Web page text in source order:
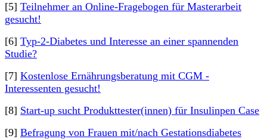
[5] Teilnehmer an Online-Fragebogen für Masterarbeit
gesucht!
[6] Typ-2-Diabetes und Interesse an einer spannenden
Studie?
[7] Kostenlose Ernährungsberatung mit CGM -
Interessenten gesucht!
[8] Start-up sucht Produkttester(innen) für Insulinpen Case
[9] Befragung von Frauen mit/nach Gestationsdiabetes